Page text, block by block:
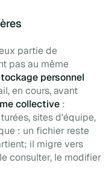
partie de
pas au même
personnel
en cours, avant
collective :
sites d'équipe,
: un fichier reste
il migre vers
consulter, le modifier